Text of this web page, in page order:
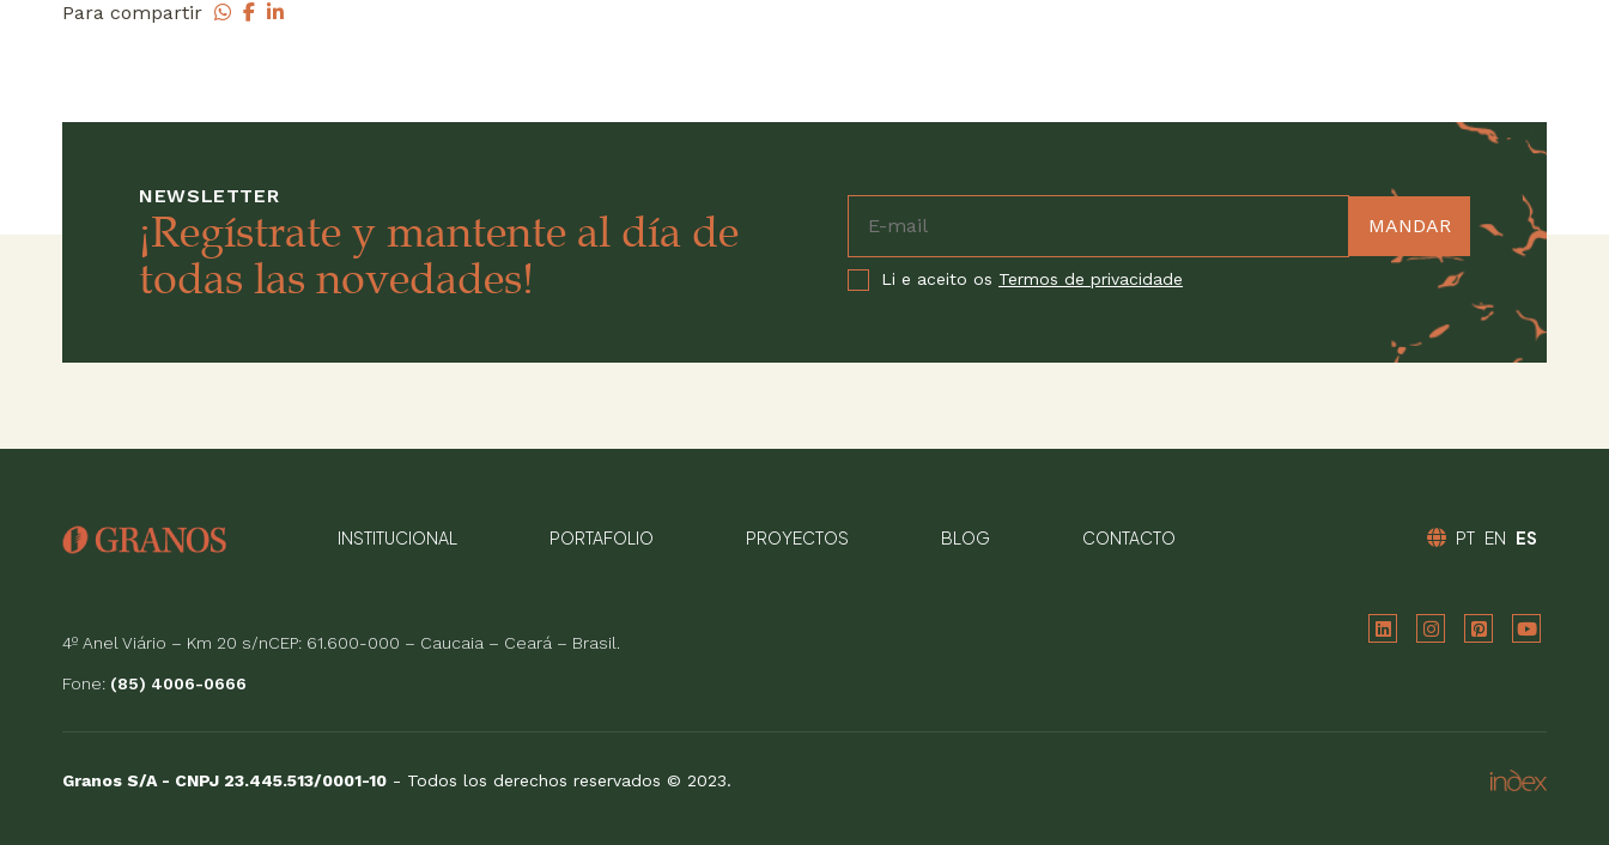
Para compartir
NEWSLETTER
¡Regístrate y mantente al día de
todas las novedades!
Li e aceito os Termos de privacidade
INSTITUCIONAL PORTAFOLIO PROYECTOS BLOG CONTACTO PT EN ES
4º Anel Viário – Km 20 s/nCEP: 61.600-000 – Caucaia – Ceará – Brasil.
Fone: (85) 4006-0666
Granos S/A - CNPJ 23.445.513/0001-10 - Todos los derechos reservados © 2023.